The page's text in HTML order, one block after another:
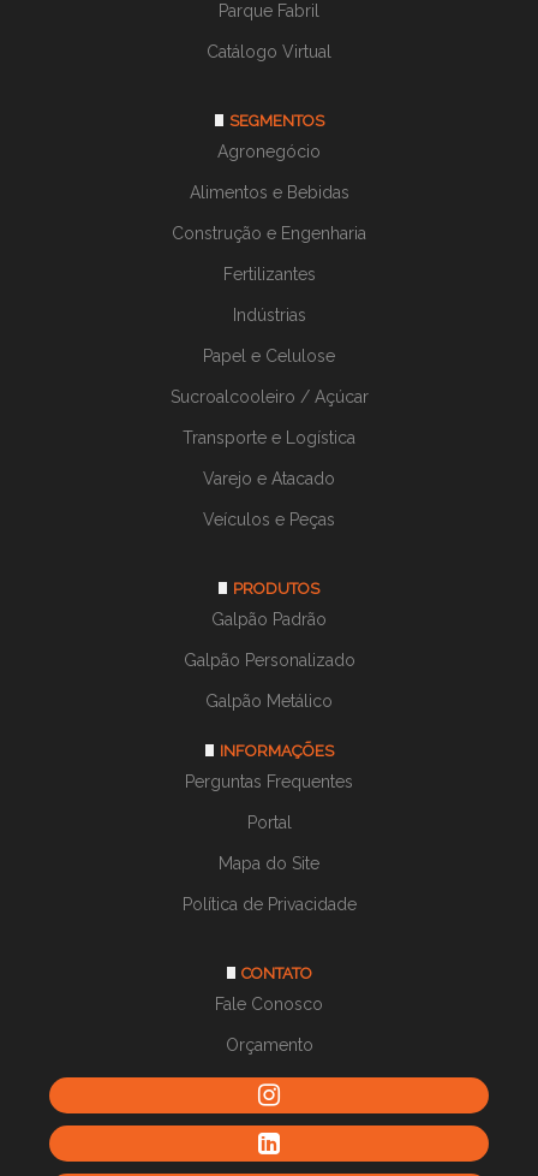
QUANTO CUSTA GALPÃO DE LONA INDUSTRIAL
SERVIÇO DE MONTAGEM DE ARMAZEM DE LONA
VALOR GALPÃO DE LONA AGRICOLA
VALOR GALPÃO DE LONA INDUSTRIAL
VALOR GALPÃO LONADO
VALOR GALPÃO LONADO INDUSTRIAL
Parque Fabril
Catálogo Virtual
SEGMENTOS
Agronegócio
Alimentos e Bebidas
Construção e Engenharia
Fertilizantes
Indústrias
Papel e Celulose
Sucroalcooleiro / Açúcar
Transporte e Logística
Varejo e Atacado
Veículos e Peças
PRODUTOS
Galpão Padrão
Galpão Personalizado
Galpão Metálico
INFORMAÇÕES
Perguntas Frequentes
Portal
Mapa do Site
Política de Privacidade
CONTATO
Fale Conosco
Orçamento